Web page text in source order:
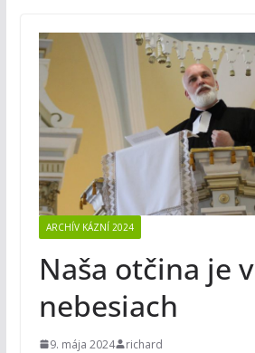
ARCHÍV KÁZNÍ 2024
Naša otčina je v
nebesiach
9. mája 2024 richard